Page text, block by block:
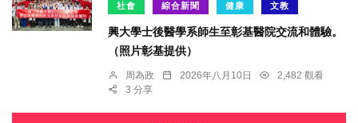
社會 綜合新聞 健康 文教
興大學士後醫學系師生至彰基醫院交流和體驗。
（照片彰基提供）
周為政 2026年八月10日
2,482 觀看
3 分享